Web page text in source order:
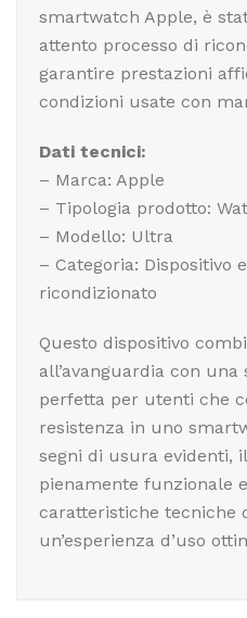
smartwatch Apple, è
attento processo di
garantire prestazioni
condizioni usate con
Dati tecnici:
– Marca: Apple
– Tipologia prodotto:
– Modello: Ultra
– Categoria: Dispositivo
ricondizionato
Questo dispositivo
all’avanguardia con
perfetta per utenti che
resistenza in uno
segni di usura evidenti,
pienamente funzionale
caratteristiche tecniche
un’esperienza d’uso